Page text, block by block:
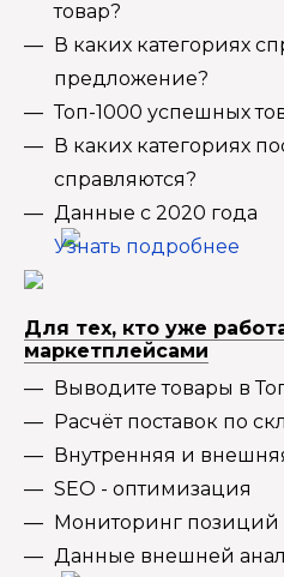
товар?
В каких категориях
предложение?
Топ-1000 успешных
В каких категориях
справляются?
Данные с 2020 года
Узнать подробнее
Для тех, кто уже
маркетплейсами
Выводите товары в
Расчёт поставок по
Внутренняя и
SEO - оптимизация
Мониторинг позиций
Данные внешней